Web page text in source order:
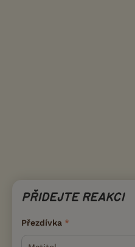
PŘIDEJTE REAKCI
Přezdívka